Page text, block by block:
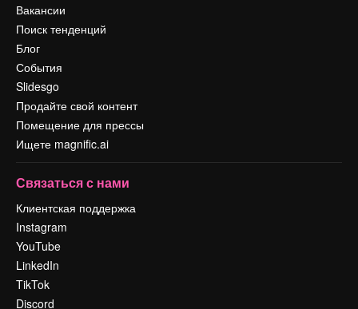
Вакансии
Поиск тенденций
Блог
События
Slidesgo
Продайте свой контент
Помещение для прессы
Ищете magnific.ai
Связаться с нами
Клиентская поддержка
Instagram
YouTube
LinkedIn
TikTok
Discord